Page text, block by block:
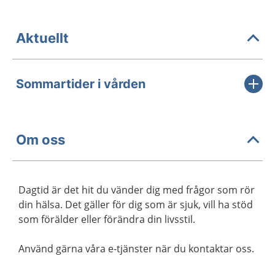
Aktuellt
Sommartider i vården
Om oss
Dagtid är det hit du vänder dig med frågor som rör
din hälsa. Det gäller för dig som är sjuk, vill ha stöd
som förälder eller förändra din livsstil.
Använd gärna våra e-tjänster när du kontaktar oss.